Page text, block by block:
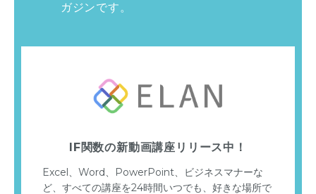
ガジンです。
IF関数の新動画講座リリース中！
Excel、Word、PowerPoint、ビジネスマナーな
ど、すべての講座を24時間いつでも、好きな場所で